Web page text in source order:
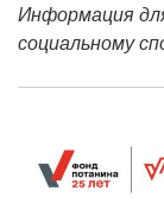
Информация
социальному